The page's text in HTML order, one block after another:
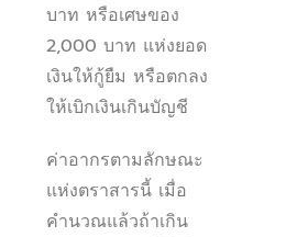
บาท หรือเศษของ
2,000 บาท แห่งยอด
เงินให้กู้ยืม หรือตกลง
ให้เบิกเงินเกินบัญชี
ค่าอากรตามลักษณะ
แห่งตราสารนี้ เมื่อ
คำนวณแล้วถ้าเกิน